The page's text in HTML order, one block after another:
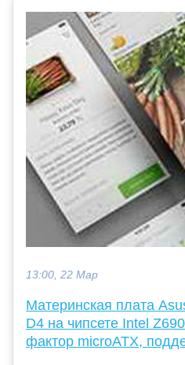
13:00, 22 Мар
Материнская плата
D4 на чипсете Intel
фактор microATX,